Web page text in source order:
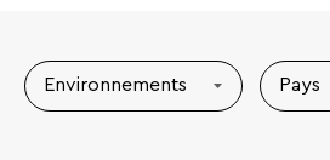
Environnements Pays